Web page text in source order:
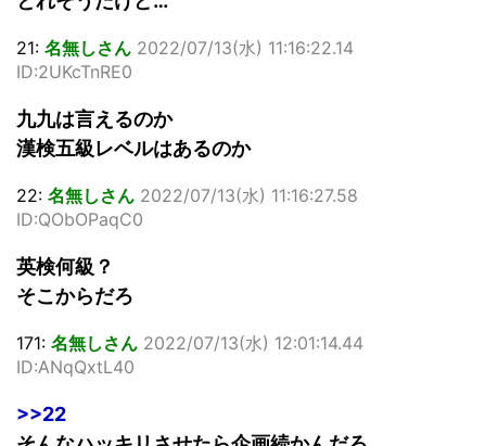
21: 名無しさん 2022/07/13(水) 11:16:22.14
ID:2UKcTnRE0
九九は言えるのか
漢検五級レベルはあるのか
22: 名無しさん 2022/07/13(水) 11:16:27.58
ID:QObOPaqC0
英検何級？
そこからだろ
171: 名無しさん 2022/07/13(水) 12:01:14.44
ID:ANqQxtL40
>>22